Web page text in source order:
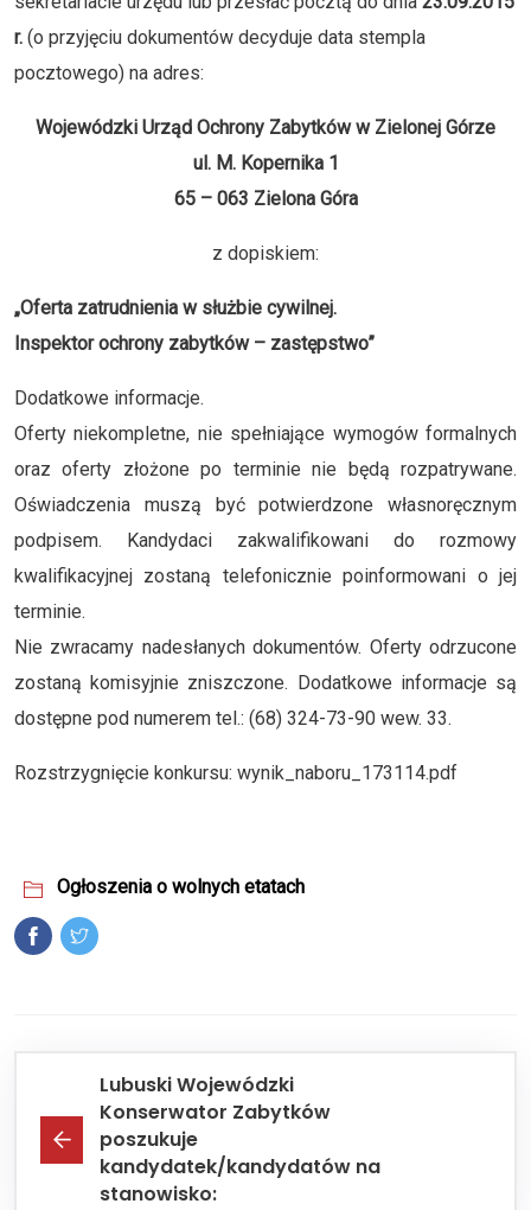
r. (o przyjęciu dokumentów decyduje data stempla
pocztowego) na adres:
Wojewódzki Urząd Ochrony Zabytków w Zielonej Górze
ul. M. Kopernika 1
65 – 063 Zielona Góra
z dopiskiem:
„Oferta zatrudnienia w służbie cywilnej.
Inspektor ochrony zabytków – zastępstwo”
Dodatkowe informacje.
Oferty niekompletne, nie spełniające wymogów formalnych
oraz oferty złożone po terminie nie będą rozpatrywane.
Oświadczenia muszą być potwierdzone własnoręcznym
podpisem. Kandydaci zakwalifikowani do rozmowy
kwalifikacyjnej zostaną telefonicznie poinformowani o jej
terminie.
Nie zwracamy nadesłanych dokumentów. Oferty odrzucone
zostaną komisyjnie zniszczone. Dodatkowe informacje są
dostępne pod numerem tel.: (68) 324-73-90 wew. 33.
Rozstrzygnięcie konkursu: wynik_naboru_173114.pdf
Ogłoszenia o wolnych etatach
Lubuski Wojewódzki
Konserwator Zabytków
poszukuje
kandydatek/kandydatów na
stanowisko: